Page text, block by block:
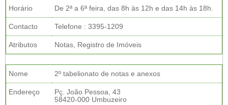
Horário De 2ª a 6ª feira, das 8h às 12h e das 14h às 18h.
Contacto Telefone : 3395-1209
Atributos Notas, Registro de Imóveis
Nome 2º tabelionato de notas e anexos
Endereço
Pç. João Pessoa, 43
58420-000 Umbuzeiro